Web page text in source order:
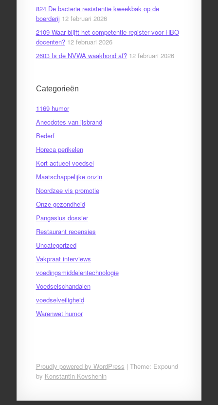
824 De bacterie resistentie kweekbak op de
boerderij 12 februari 2026
2109 Waar blijft het competentie register voor HBO
docenten? 12 februari 2026
2603 Is de NVWA waakhond af? 12 februari 2026
Categorieën
1169 humor
Anecdotes van ijsbrand
Bederf
Horeca perikelen
Kort actueel voedsel
Maatschappelijke onzin
Noordzee vis promotie
Onze gezondheid
Pangasius dossier
Restaurant recensies
Uncategorized
Vakpraat interviews
voedingsmiddelentechnologie
Voedselschandalen
voedselveiligheid
Warenwet humor
Proudly powered by WordPress | Theme: Expound
by Konstantin Kovshenin